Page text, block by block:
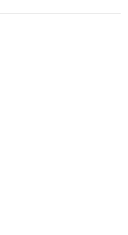
лка — новое направ